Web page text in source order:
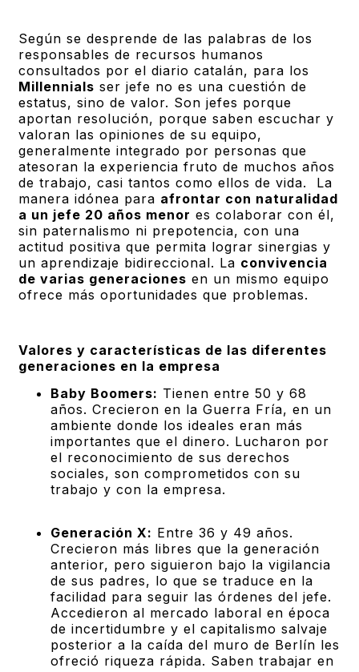
Según se desprende de las palabras de los
responsables de recursos humanos
consultados por el diario catalán, para los
Millennials ser jefe no es una cuestión de
estatus, sino de valor. Son jefes porque
aportan resolución, porque saben escuchar y
valoran las opiniones de su equipo,
generalmente integrado por personas que
atesoran la experiencia fruto de muchos años
de trabajo, casi tantos como ellos de vida. La
manera idónea para afrontar con naturalidad
a un jefe 20 años menor es colaborar con él,
sin paternalismo ni prepotencia, con una
actitud positiva que permita lograr sinergias y
un aprendizaje bidireccional. La convivencia
de varias generaciones en un mismo equipo
ofrece más oportunidades que problemas.
Valores y características de las diferentes
generaciones en la empresa
Baby Boomers: Tienen entre 50 y 68
años. Crecieron en la Guerra Fría, en un
ambiente donde los ideales eran más
importantes que el dinero. Lucharon por
el reconocimiento de sus derechos
sociales, son comprometidos con su
trabajo y con la empresa.
Generación X: Entre 36 y 49 años.
Crecieron más libres que la generación
anterior, pero siguieron bajo la vigilancia
de sus padres, lo que se traduce en la
facilidad para seguir las órdenes del jefe.
Accedieron al mercado laboral en época
de incertidumbre y el capitalismo salvaje
posterior a la caída del muro de Berlín les
ofreció riqueza rápida. Saben trabajar en